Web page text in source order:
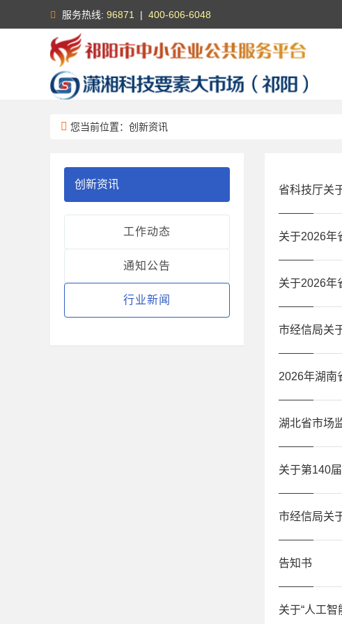
服务热线: 96871 | 400-606-6048
您当前位置：创新资讯
创新资讯
工作动态
通知公告
行业新闻
省科技厅关
关于2026年
关于2026年
市经信局关
2026年湖南
湖北省市场
关于第140
市经信局关
告知书
关于“人工